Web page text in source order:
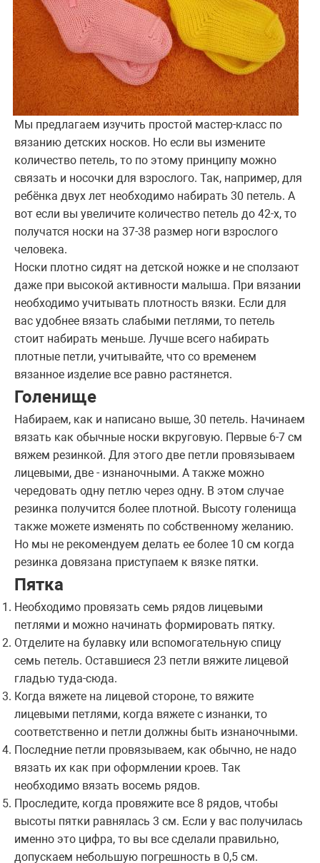
Мы предлагаем изучить простой мастер-класс по
вязанию детских носков. Но если вы измените
количество петель, то по этому принципу можно
связать и носочки для взрослого. Так, например, для
ребёнка двух лет необходимо набирать 30 петель. А
вот если вы увеличите количество петель до 42-х, то
получатся носки на 37-38 размер ноги взрослого
человека.
Носки плотно сидят на детской ножке и не сползают
даже при высокой активности малыша. При вязании
необходимо учитывать плотность вязки. Если для
вас удобнее вязать слабыми петлями, то петель
стоит набирать меньше. Лучше всего набирать
плотные петли, учитывайте, что со временем
вязанное изделие все равно растянется.
Голенище
Набираем, как и написано выше, 30 петель. Начинаем
вязать как обычные носки вкруговую. Первые 6-7 см
вяжем резинкой. Для этого две петли провязываем
лицевыми, две - изнаночными. А также можно
чередовать одну петлю через одну. В этом случае
резинка получится более плотной. Высоту голенища
также можете изменять по собственному желанию.
Но мы не рекомендуем делать ее более 10 см когда
резинка довязана приступаем к вязке пятки.
Пятка
Необходимо провязать семь рядов лицевыми
петлями и можно начинать формировать пятку.
Отделите на булавку или вспомогательную спицу
семь петель. Оставшиеся 23 петли вяжите лицевой
гладью туда-сюда.
Когда вяжете на лицевой стороне, то вяжите
лицевыми петлями, когда вяжете с изнанки, то
соответственно и петли должны быть изнаночными.
Последние петли провязываем, как обычно, не надо
вязать их как при оформлении кроев. Так
необходимо вязать восемь рядов.
Проследите, когда провяжите все 8 рядов, чтобы
высоты пятки равнялась 3 см. Если у вас получилась
именно это цифра, то вы все сделали правильно,
допускаем небольшую погрешность в 0,5 см.